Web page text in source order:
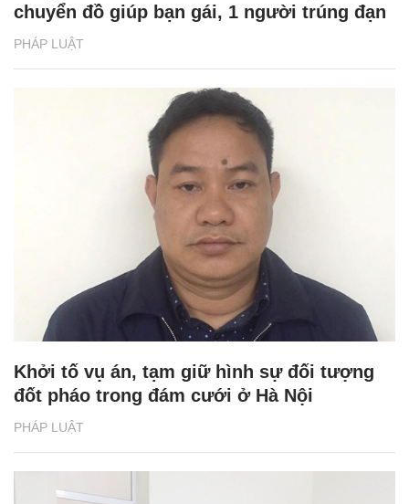
PHÁP LUẬT
chuyển đồ giúp bạn gái, 1 người trúng đạn
PHÁP LUẬT
Khởi tố vụ án, tạm giữ hình sự đối tượng
đốt pháo trong đám cưới ở Hà Nội